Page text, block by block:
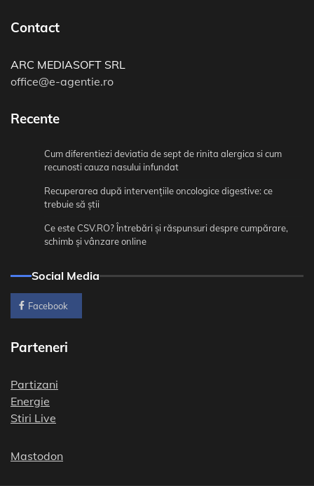
Contact
ARC MEDIASOFT SRL
office@e-agentie.ro
Recente
Cum diferentiezi deviatia de sept de rinita alergica si cum
recunosti cauza nasului infundat
Recuperarea după intervențiile oncologice digestive: ce
trebuie să știi
Ce este CSV.RO? Întrebări și răspunsuri despre cumpărare,
schimb și vânzare online
Social Media
Facebook
Parteneri
Partizani
Energie
Stiri Live
Mastodon